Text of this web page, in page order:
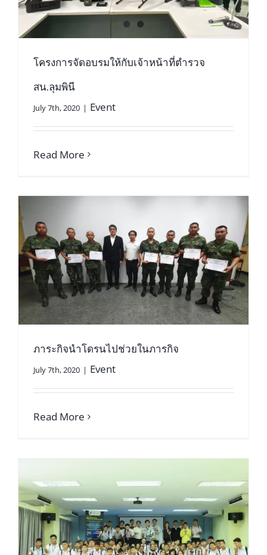
โครงการจัดอบรมให้กับเจ้าหน้าที่ตำรวจ
สน.ลุมพินี
July 7th, 2020 | Event
Read More
ภาระกิจนำโดรนไปช่วยในภารกิจ
July 7th, 2020 | Event
Read More